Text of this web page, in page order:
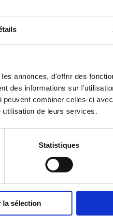
annonces, d'offrir des
des informations sur
combiner celles-ci
de leurs services.
Statistiques
la sélection
chœur avait été offerte en
la Ville de Gatineau par le
dans le but de former ces
pour explorer
mettre en valeur la
des
scènes des répétitions du
Marie-Caron,cet hiver, on